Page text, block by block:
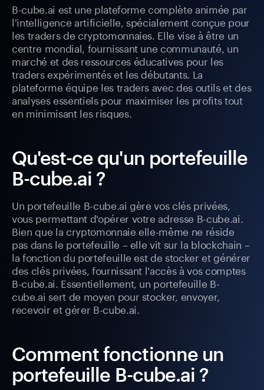
B-cube.ai est une plateforme complète animée par
l'intelligence artificielle, spécialement conçue pour
les traders de cryptomonnaies. Elle vise à être un
centre mondial, fournissant une communauté, un
marché et des ressources éducatives pour les
traders expérimentés et les débutants. La
plateforme équipe les traders avec des outils et des
analyses essentiels pour maximiser les profits tout
en minimisant les risques.
Qu'est-ce qu'un portefeuille
B-cube.ai ?
Un portefeuille B-cube.ai gère vos clés privées,
vous permettant d'opérer votre adresse B-cube.ai.
Bien que la cryptomonnaie elle-même ne réside
pas dans le portefeuille – elle vit sur la blockchain –
la fonction du portefeuille est de stocker et générer
des clés privées, fournissant l'accès à vos comptes
B-cube.ai. Essentiellement, un portefeuille B-
cube.ai sert de moyen pour stocker, envoyer,
recevoir et gérer B-cube.ai.
Comment fonctionne un
portefeuille B-cube.ai ?